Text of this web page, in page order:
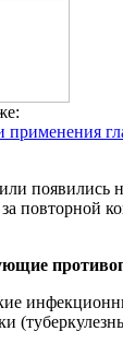
применения
появились
повторной